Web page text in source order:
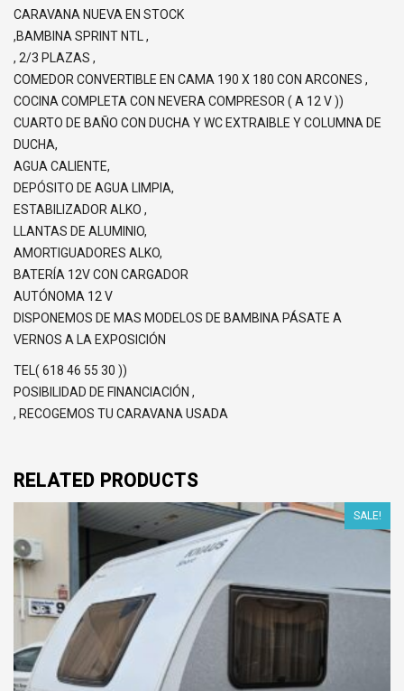
CARAVANA NUEVA EN STOCK
,BAMBINA SPRINT NTL ,
, 2/3 PLAZAS ,
COMEDOR CONVERTIBLE EN CAMA 190 X 180 CON ARCONES ,
COCINA COMPLETA CON NEVERA COMPRESOR ( A 12 V ))
CUARTO DE BAÑO CON DUCHA Y WC EXTRAIBLE Y COLUMNA DE
DUCHA,
AGUA CALIENTE,
DEPÓSITO DE AGUA LIMPIA,
ESTABILIZADOR ALKO ,
LLANTAS DE ALUMINIO,
AMORTIGUADORES ALKO,
BATERÍA 12V CON CARGADOR
AUTÓNOMA 12 V
DISPONEMOS DE MAS MODELOS DE BAMBINA PÁSATE A
VERNOS A LA EXPOSICIÓN
TEL( 618 46 55 30 ))
POSIBILIDAD DE FINANCIACIÓN ,
, RECOGEMOS TU CARAVANA USADA
RELATED PRODUCTS
SALE!